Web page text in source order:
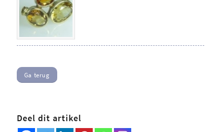
Ga terug
Deel dit artikel